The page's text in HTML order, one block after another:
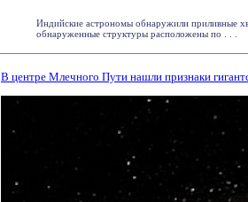
Индийские астрономы обнаружили приливные
обнаруженные структуры расположены по . . .
В центре Млечного Пути нашли признаки